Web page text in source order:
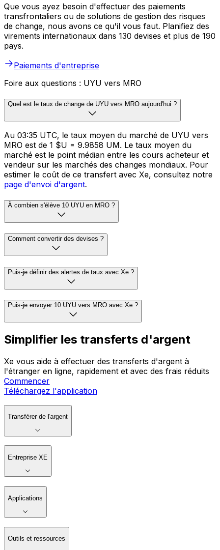
Que vous ayez besoin d'effectuer des paiements
transfrontaliers ou de solutions de gestion des risques
de change, nous avons ce qu'il vous faut. Planifiez des
virements internationaux dans 130 devises et plus de 190
pays.
Paiements d'entreprise
Foire aux questions : UYU vers MRO
Quel est le taux de change de UYU vers MRO aujourd'hui ?
Au 03:35 UTC, le taux moyen du marché de UYU vers
MRO est de 1 $U = 9.9858 UM. Le taux moyen du
marché est le point médian entre les cours acheteur et
vendeur sur les marchés des changes mondiaux. Pour
estimer le coût de ce transfert avec Xe, consultez notre
page d'envoi d'argent.
À combien s'élève 10 UYU en MRO ?
Comment convertir des devises ?
Puis-je définir des alertes de taux avec Xe ?
Puis-je envoyer 10 UYU vers MRO avec Xe ?
Simplifier les transferts d'argent
Xe vous aide à effectuer des transferts d'argent à
l'étranger en ligne, rapidement et avec des frais réduits
Commencer
Téléchargez l'application
Transférer de l'argent
Entreprise XE
Applications
Outils et ressources